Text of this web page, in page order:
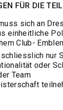
FÜR DIE
sich an
einheitliche
Club-
nur
oder
Team